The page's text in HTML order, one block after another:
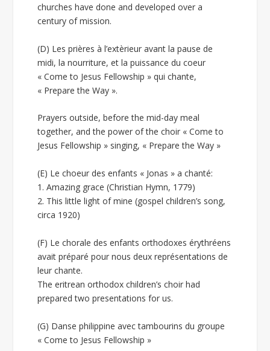
churches have done and developed over a
century of mission.
(D) Les prières à l’extèrieur avant la pause de
midi, la nourriture, et la puissance du coeur
« Come to Jesus Fellowship » qui chante,
« Prepare the Way ».
Prayers outside, before the mid-day meal
together, and the power of the choir « Come to
Jesus Fellowship » singing, « Prepare the Way »
(E) Le choeur des enfants « Jonas » a chanté:
1. Amazing grace (Christian Hymn, 1779)
2. This little light of mine (gospel children’s song,
circa 1920)
(F) Le chorale des enfants orthodoxes érythréens
avait préparé pour nous deux représentations de
leur chante.
The eritrean orthodox children’s choir had
prepared two presentations for us.
(G) Danse philippine avec tambourins du groupe
« Come to Jesus Fellowship »